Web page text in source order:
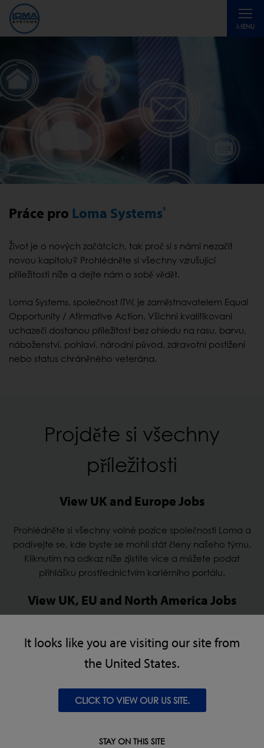
MENU
Toggle
It looks like you are visiting our site from
the United States.
CLICK TO VIEW OUR US SITE.
STAY ON THIS SITE
Práce pro Loma Systems®
Život je o nových začátcích, tak proč si s námi nezačít
novou kapitolu? Prohlédněte si všechny vzrušující
příležitosti níže a dejte nám o sobě vědět.
Loma Systems, společnost ITW, je zaměstnavatelem Equal
Opportunity / Afirmative Action. Všichni kvalifikovaní
uchazeči dostanou příležitost bez ohledu na rasu, barvu,
náboženství, pohlaví, národní původ, zdravotní postižení
nebo status chráněného veterána.
Projděte si všechny
příležitosti
View UK and Europe Jobs
Prohlédněte si všechny volné pozice společnosti Loma a
podívejte se, kde byste se mohli stát členy našeho týmu.
Kliknutím na odkaz níže zjistíte více a můžete podat
přihlášku prostřednictvím kariérního portálu.
View UK, EU and North America Jobs
UK, EU AND NORTH AMERICA JOBS